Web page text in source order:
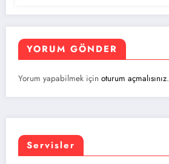
YORUM GÖNDER
Yorum yapabilmek için oturum açmalısınız.
Servisler